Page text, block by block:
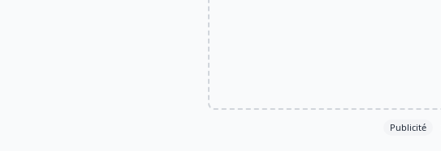
Publicité